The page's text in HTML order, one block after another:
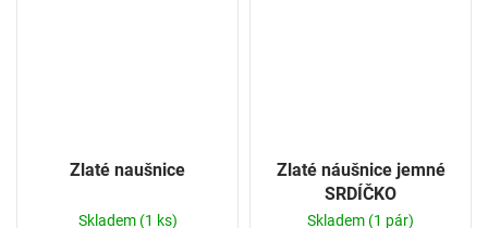
Zlaté naušnice
Skladem (1 ks)
Zlaté náušnice jemné
SRDÍČKO
Skladem (1 pár)